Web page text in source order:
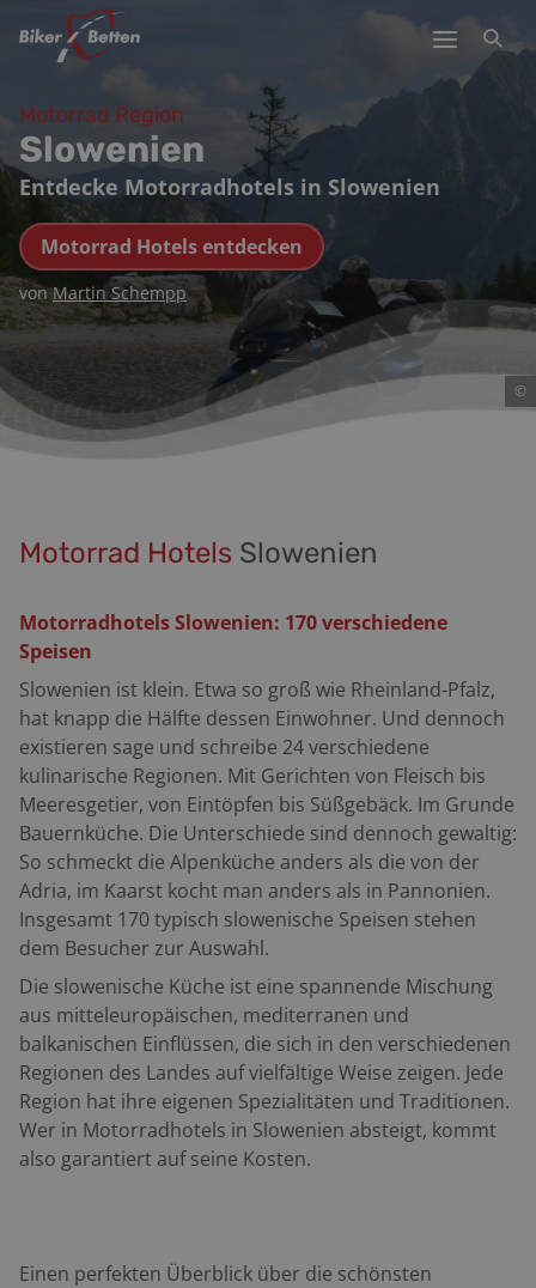
©
Motorrad Region
Slowenien
Entdecke Motorradhotels in Slowenien
Motorrad Hotels entdecken
von Martin Schempp
Motorrad Hotels Slowenien
Motorradhotels Slowenien: 170 verschiedene
Speisen
Slowenien ist klein. Etwa so groß wie Rheinland-Pfalz,
hat knapp die Hälfte dessen Einwohner. Und dennoch
existieren sage und schreibe 24 verschiedene
kulinarische Regionen. Mit Gerichten von Fleisch bis
Meeresgetier, von Eintöpfen bis Süßgebäck. Im Grunde
Bauernküche. Die Unterschiede sind dennoch gewaltig:
So schmeckt die Alpenküche anders als die von der
Adria, im Kaarst kocht man anders als in Pannonien.
Insgesamt 170 typisch slowenische Speisen stehen
dem Besucher zur Auswahl.
Die slowenische Küche ist eine spannende Mischung
aus mitteleuropäischen, mediterranen und
balkanischen Einflüssen, die sich in den verschiedenen
Regionen des Landes auf vielfältige Weise zeigen. Jede
Region hat ihre eigenen Spezialitäten und Traditionen.
Wer in Motorradhotels in Slowenien absteigt, kommt
also garantiert auf seine Kosten.
Einen perfekten Überblick über die schönsten